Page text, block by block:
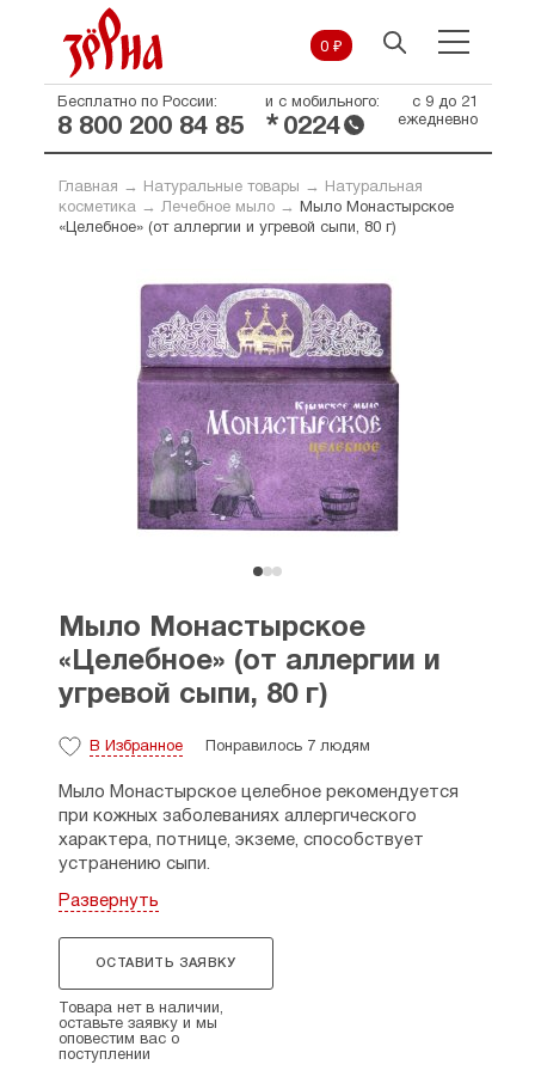
0 ₽
Бесплатно по России:
8 800 200 84 85
и с мобильного:
* 0224
с 9 до 21
ежедневно
Главная → Натуральные товары →
Натуральная
косметика→ Лечебное мыло→
Мыло Монастырское
«Целебное» (от аллергии и угревой сыпи, 80 г)
Мыло Монастырское
«Целебное» (от аллергии и
угревой сыпи, 80 г)
В Избранное Понравилось 7 людям
Мыло Монастырское целебное рекомендуется
при кожных заболеваниях аллергического
характера, потнице, экземе, способствует
устранению сыпи.
Состав: масла оливки, кокоса, пальмы, касторки,
экстракты тысячелистника, чистотел, крапивы,
полыни горькой, вода дистиллированная.
Свойства:березовый деготь природный
антисептик, обладает противовоспалительным
Развернуть
ОСТАВИТЬ ЗАЯВКУ
Товара нет в наличии,
оставьте заявку и мы
оповестим вас о
поступлении